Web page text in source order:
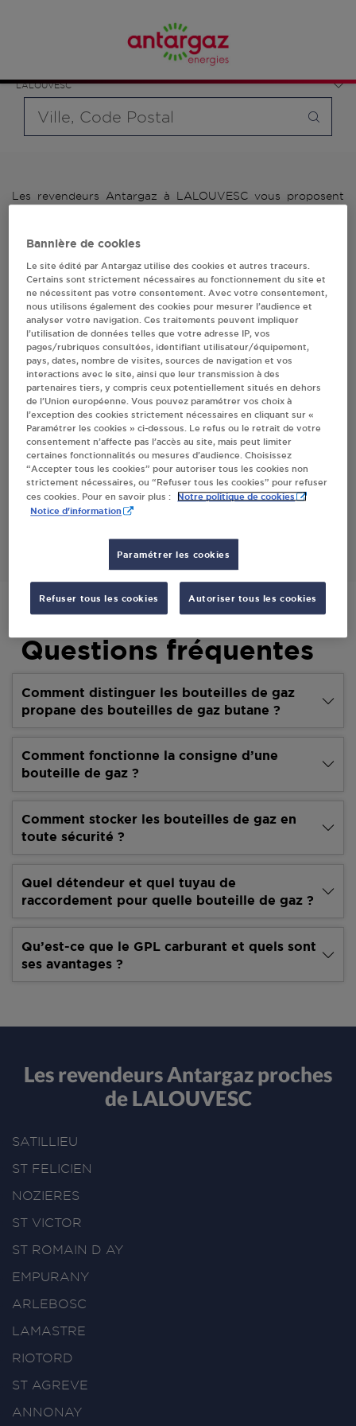
LALOUVESC
bouteille souhaité et le type de point de vente (revendeur /
distributeur automatique de bouteilles de gaz ou station GPL
carburant)
Les revendeurs Antargaz à LALOUVESC vous proposent
revendeurs Antargaz à LALOUVESC, l'adresse, le numéro de
bouteilles de gaz.
1 revendeur(s) Antargaz
à LALOUVESC
Villes
VIVAL MAGASIN 2759 LALOUVESC
24 RUE DES CEVENNES
07520LALOUVESC
Questions fréquentes
Comment distinguer les bouteilles de gaz
propane des bouteilles de gaz butane ?
Comment fonctionne la consigne d’une
bouteille de gaz ?
Comment stocker les bouteilles de gaz en
toute sécurité ?
Quel détendeur et quel tuyau de
raccordement pour quelle bouteille de gaz ?
Qu’est-ce que le GPL carburant et quels sont
ses avantages ?
Les revendeurs Antargaz proches
de LALOUVESC
SATILLIEU
ST FELICIEN
NOZIERES
ST VICTOR
ST ROMAIN D AY
EMPURANY
ARLEBOSC
LAMASTRE
RIOTORD
ST AGREVE
ANNONAY
Bannière de cookies
Le site édité par Antargaz utilise des cookies et autres traceurs.
Certains sont strictement nécessaires au fonctionnement du site et
ne nécessitent pas votre consentement. Avec votre consentement,
nous utilisons également des cookies pour mesurer l’audience et
analyser votre navigation. Ces traitements peuvent impliquer
l’utilisation de données telles que votre adresse IP, vos
pages/rubriques consultées, identifiant utilisateur/équipement,
pays, dates, nombre de visites, sources de navigation et vos
interactions avec le site, ainsi que leur transmission à des
partenaires tiers, y compris ceux potentiellement situés en dehors
de l’Union européenne. Vous pouvez paramétrer vos choix à
l’exception des cookies strictement nécessaires en cliquant sur «
Paramétrer les cookies » ci-dessous. Le refus ou le retrait de votre
consentement n’affecte pas l’accès au site, mais peut limiter
certaines fonctionnalités ou mesures d’audience. Choisissez
“Accepter tous les cookies” pour autoriser tous les cookies non
strictement nécessaires, ou “Refuser tous les cookies” pour refuser
ces cookies. Pour en savoir plus :
Notre politique de cookies
Notice d'information
Paramétrer les cookies
Refuser tous les cookies Autoriser tous les cookies